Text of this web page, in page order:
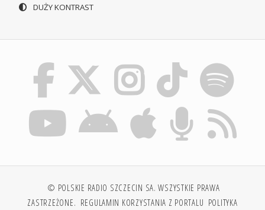
DUŻY KONTRAST
© POLSKIE RADIO SZCZECIN SA. WSZYSTKIE PRAWA
ZASTRZEŻONE. REGULAMIN KORZYSTANIA Z PORTALU POLITYKA